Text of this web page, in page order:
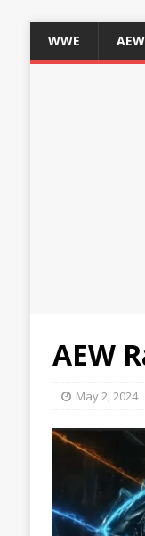
WWE AEW
AEW
May 2, 2024